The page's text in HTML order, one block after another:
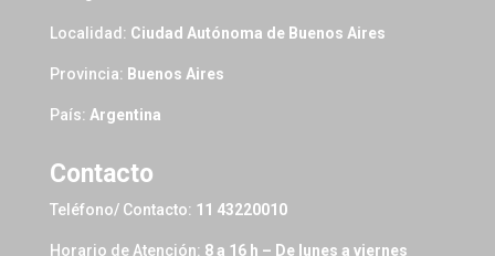
Localidad: Ciudad Autónoma de Buenos Aires
Provincia: Buenos Aires
País: Argentina
Contacto
Teléfono/ Contacto: 11 43220010
Horario de Atención: 8 a 16 h – De lunes a viernes